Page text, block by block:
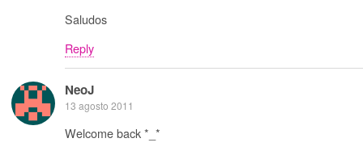
Saludos
Reply
NeoJ
13 agosto 2011
Welcome back *_*